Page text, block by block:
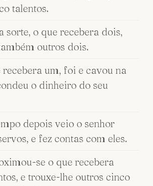
talentos.
sorte, o que recebera dois,
outros dois.
recebera um, foi e cavou na
o dinheiro do seu
depois veio o senhor
e fez contas com eles.
se o que recebera
e trouxe-lhe outros cinco